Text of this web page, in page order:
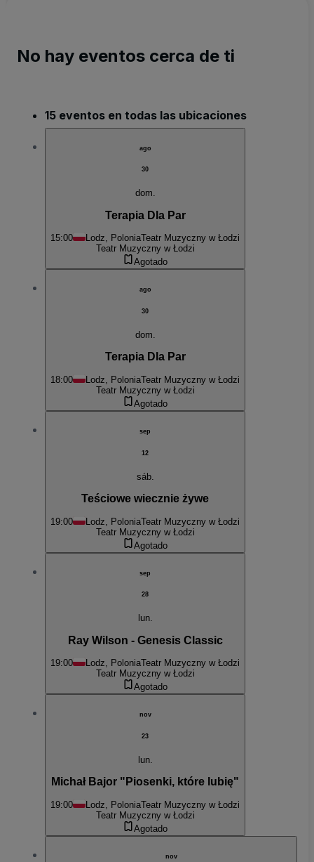
No hay eventos cerca de ti
15 eventos en todas las ubicaciones
ago
30
dom.
Terapia Dla Par
15:00 Lodz, PoloniaTeatr Muzyczny w Łodzi
Teatr Muzyczny w Łodzi
Agotado
ago
30
dom.
Terapia Dla Par
18:00 Lodz, PoloniaTeatr Muzyczny w Łodzi
Teatr Muzyczny w Łodzi
Agotado
sep
12
sáb.
Teściowe wiecznie żywe
19:00 Lodz, PoloniaTeatr Muzyczny w Łodzi
Teatr Muzyczny w Łodzi
Agotado
sep
28
lun.
Ray Wilson - Genesis Classic
19:00 Lodz, PoloniaTeatr Muzyczny w Łodzi
Teatr Muzyczny w Łodzi
Agotado
nov
23
lun.
Michał Bajor "Piosenki, które lubię"
19:00 Lodz, PoloniaTeatr Muzyczny w Łodzi
Teatr Muzyczny w Łodzi
Agotado
nov